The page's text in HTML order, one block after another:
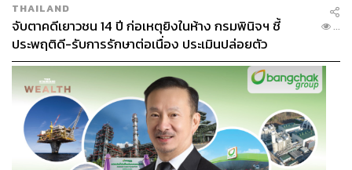
Reminiscence of Turkey
What:โอกาสสุดท้ายที่คุณจะได้ชมนิทรรศการ ‘ภาพจำจาก
ตุรกี’ ซึ่งบอกเล่าเรื่องราวเนื้อหาเกี่ยวกับความงดงาม ทั้งทาง
กายภาพ ทัศนียภาพ ประวัติศาสตร์ และอารยธรรมอันเก่าแก่
ของศูนย์กลางแห่งจักรวรรดิออตโตมันอย่างประเทศตุรกี ซึ่ง
ภาพของสถาปัตยกรรมที่สวยงามอันเป็นสัญลักษณ์แห่งความ
ภาคภูมิใจของชาวตุรกี ถูกถ่ายทอดออกมาในความสงบ ขรึม
ขลัง และสง่างาม ด้วยเทคนิคจิตรกรรมสีอะคริลิกบนผ้าใบที่
THAILAND
จับตาคดีเยาวชน 14 ปี ก่อเหตุยิงในห้าง กรมพินิจฯ ชี้
ประพฤติดี-รับการรักษาต่อเนื่อง ประเมินปล่อยตัว
...